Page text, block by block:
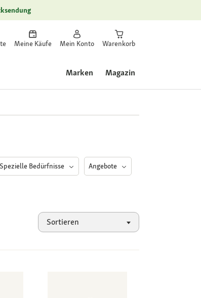
Meine Käufe Mein Konto Warenkorb
Marken Magazin
Spezielle Bedürfnisse Angebote
Sortieren